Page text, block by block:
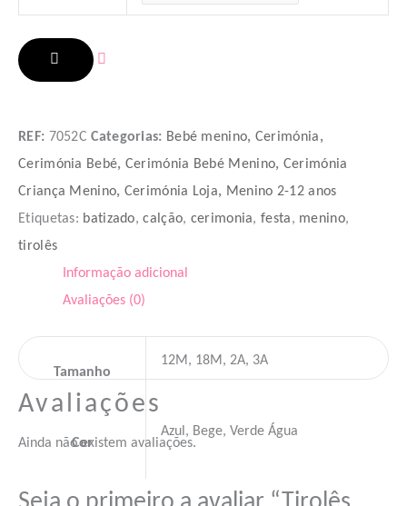
REF: 7052C Categorias: Bebé menino, Cerimónia,
Cerimónia Bebé, Cerimónia Bebé Menino, Cerimónia
Criança Menino, Cerimónia Loja, Menino 2-12 anos
Etiquetas: batizado,calção, cerimonia,festa, menino,
tirolês
Informação adicional
Avaliações (0)
Tamanho
12M, 18M, 2A, 3A
Cor
Azul, Bege, Verde Água
Avaliações
Ainda não existem avaliações.